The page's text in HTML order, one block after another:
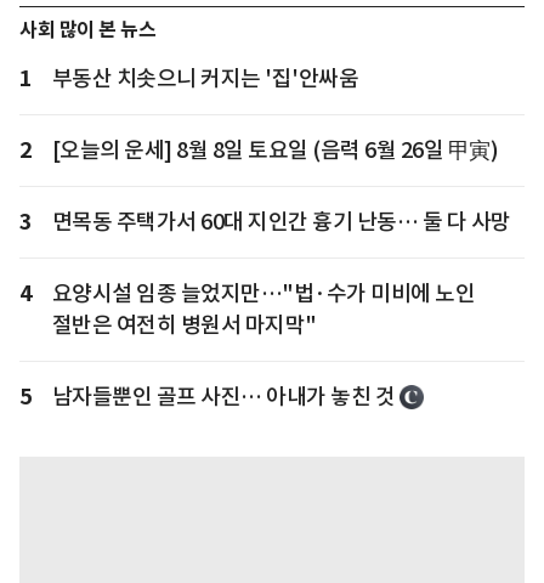
사회 많이 본 뉴스
1 부동산 치솟으니 커지는 '집'안싸움
2 [오늘의 운세] 8월 8일 토요일 (음력 6월 26일 甲寅)
3 면목동 주택가서 60대 지인간 흉기 난동… 둘 다 사망
4
요양시설 임종 늘었지만…"법·수가 미비에 노인
절반은 여전히 병원서 마지막"
5 남자들뿐인 골프 사진… 아내가 놓친 것